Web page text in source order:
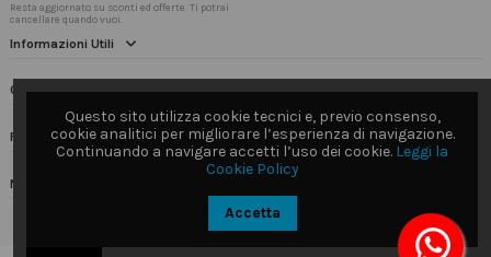
Resta aggiornato su sconti ed offerte. Ti potrai
cancellare quando vuoi.
Informazioni Utili
Contact us
Follow us
Newsletter
Questo sito utilizza cookie tecnici e, previo consenso,
cookie analitici per migliorare l’esperienza di navigazione.
Continuando a navigare accetti l’uso dei cookie. Leggi la
Cookie Policy
Accetta